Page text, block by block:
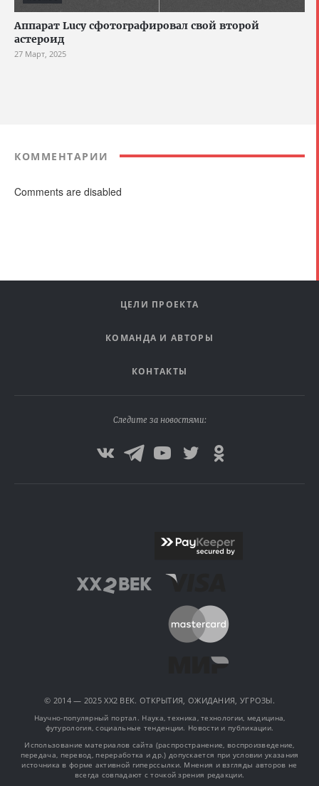
Аппарат Lucy сфотографировал свой второй
астероид
27 Март, 2025
КОММЕНТАРИИ
Comments are disabled
ЦЕЛИ ПРОЕКТА
КОМАНДА И АВТОРЫ
КОНТАКТЫ
Следите за новостями:
© 2014 — 2025 XX2 ВЕК. ОТКРЫТИЯ, ОЖИДАНИЯ, УГРОЗЫ.
Научно-популярный портал. Наука, техника, технологии, медицина,
футурология, социальные тенденции. Новости и публикации.
Использование материалов сайта (распространение, воспроизведение,
передача, перевод, переработка и др.) допускается при условии указания
источника в форме активной гиперссылки. Мнения и взгляды авторов не
всегда совпадают с точкой зрения редакции.